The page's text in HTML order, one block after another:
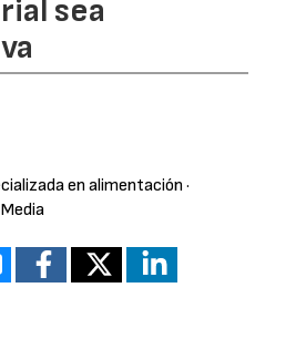
sea
en alimentación ·